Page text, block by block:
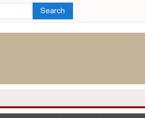
Search